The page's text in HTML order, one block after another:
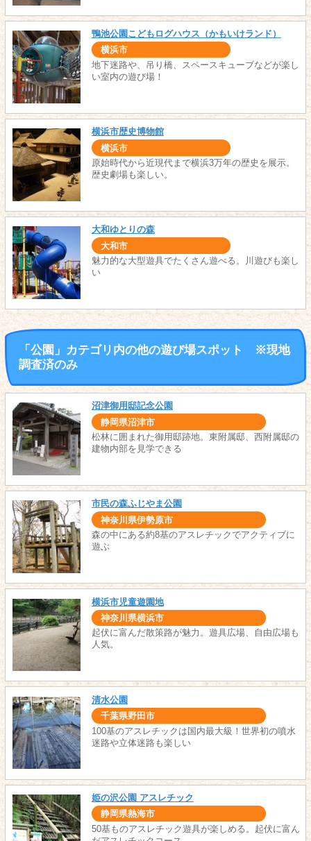
鴨池公園こどもログハウス（かもいけランド）
横浜市
地下迷路や、吊り橋、スペースキューブなどが楽し
い室内の遊び場！
横浜市歴史博物館
横浜市
原始時代から近現代まで横浜3万年の歴史を展示。
歴史劇場も楽しい。
大和ゆとりの森
大和市
魅力的な大型遊具でたくさん遊べる。川遊びも楽し
い
「公園」カテゴリ内の他の遊び場スポット ※現地
調査済のみ
沼津御用邸記念公園
静岡県沼津市
松林に囲まれた御用邸跡地。東附属邸、西附属邸の
建物内部を見学できる
市民の森ふじやま公園
神奈川県伊勢原市
森の中にある約8基のアスレチックでアクティブに
遊ぶ
横浜市児童遊園地
神奈川県横浜市
起伏に富んだ散策路が魅力。遊具広場、自由広場も
人気。
清水公園
千葉県野田市
100基のアスレチックは国内最大級！世界初の噴水
迷路や立体迷路も楽しい
姫の沢公園 アスレチック
静岡県熱海市
50基ものアスレチック遊具が楽しめる。起伏に富ん